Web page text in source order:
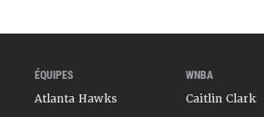
ÉQUIPES
Atlanta Hawks
WNBA
Caitlin Clark